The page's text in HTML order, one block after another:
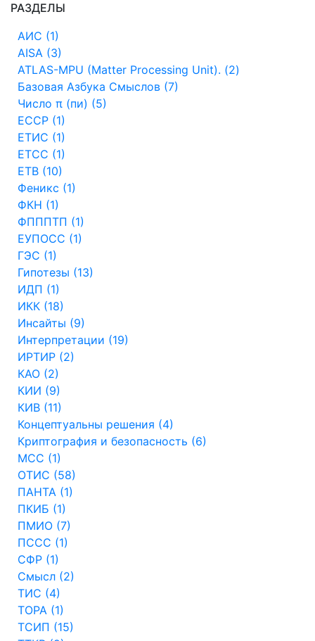
РАЗДЕЛЫ
АИС (1)
AISA (3)
ATLAS-MPU (Matter Processing Unit). (2)
Базовая Азбука Смыслов (7)
Число π (пи) (5)
ЕССР (1)
ЕТИС (1)
ЕТСС (1)
ЕТВ (10)
Феникс (1)
ФКН (1)
ФПППТП (1)
ЕУПОСС (1)
ГЭС (1)
Гипотезы (13)
ИДП (1)
ИКК (18)
Инсайты (9)
Интерпретации (19)
ИРТИР (2)
КАО (2)
КИИ (9)
КИВ (11)
Концептуальны решения (4)
Криптография и безопасность (6)
МСС (1)
ОТИС (58)
ПАНТА (1)
ПКИБ (1)
ПМИО (7)
ПССС (1)
СФР (1)
Смысл (2)
ТИС (4)
ТОРА (1)
ТСИП (15)